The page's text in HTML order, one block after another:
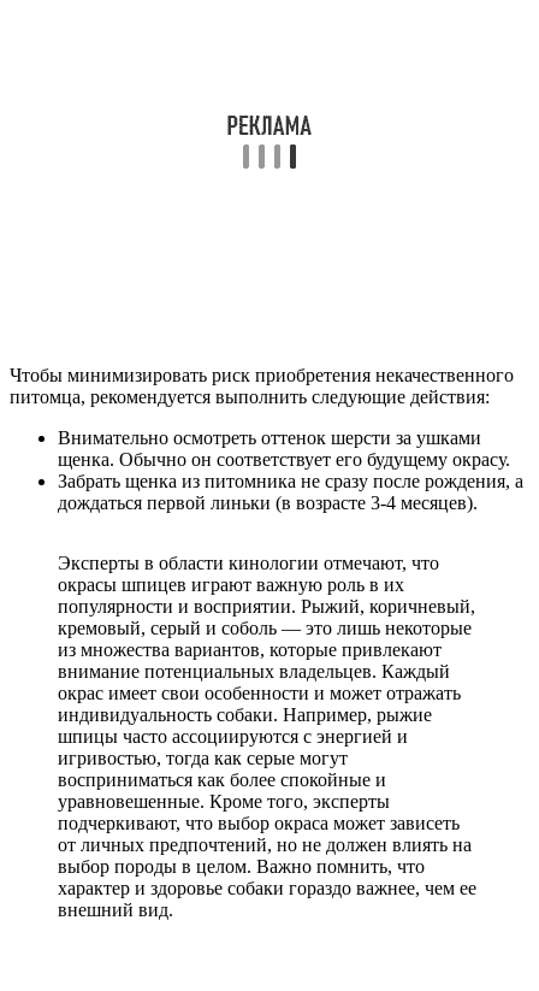
Чтобы минимизировать риск приобретения некачественного
питомца, рекомендуется выполнить следующие действия:
Внимательно осмотреть оттенок шерсти за ушками
щенка. Обычно он соответствует его будущему окрасу.
Забрать щенка из питомника не сразу после рождения, а
дождаться первой линьки (в возрасте 3-4 месяцев).
Эксперты в области кинологии отмечают, что
окрасы шпицев играют важную роль в их
популярности и восприятии. Рыжий, коричневый,
кремовый, серый и соболь — это лишь некоторые
из множества вариантов, которые привлекают
внимание потенциальных владельцев. Каждый
окрас имеет свои особенности и может отражать
индивидуальность собаки. Например, рыжие
шпицы часто ассоциируются с энергией и
игривостью, тогда как серые могут
восприниматься как более спокойные и
уравновешенные. Кроме того, эксперты
подчеркивают, что выбор окраса может зависеть
от личных предпочтений, но не должен влиять на
выбор породы в целом. Важно помнить, что
характер и здоровье собаки гораздо важнее, чем ее
внешний вид.